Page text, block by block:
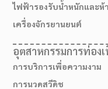
สมัครเรียน
ไฟฟ้ารองรับน้ำหนักและห้
เครื่องจักรยานยนต์
อุตสาหกรรมการท่อง
การบริการเพื่อความงาม
การนวดสวีดิช